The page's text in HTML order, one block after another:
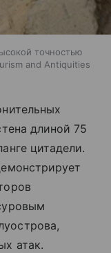
точностью
and Antiquities
длиной 75
цитадели.
атак.